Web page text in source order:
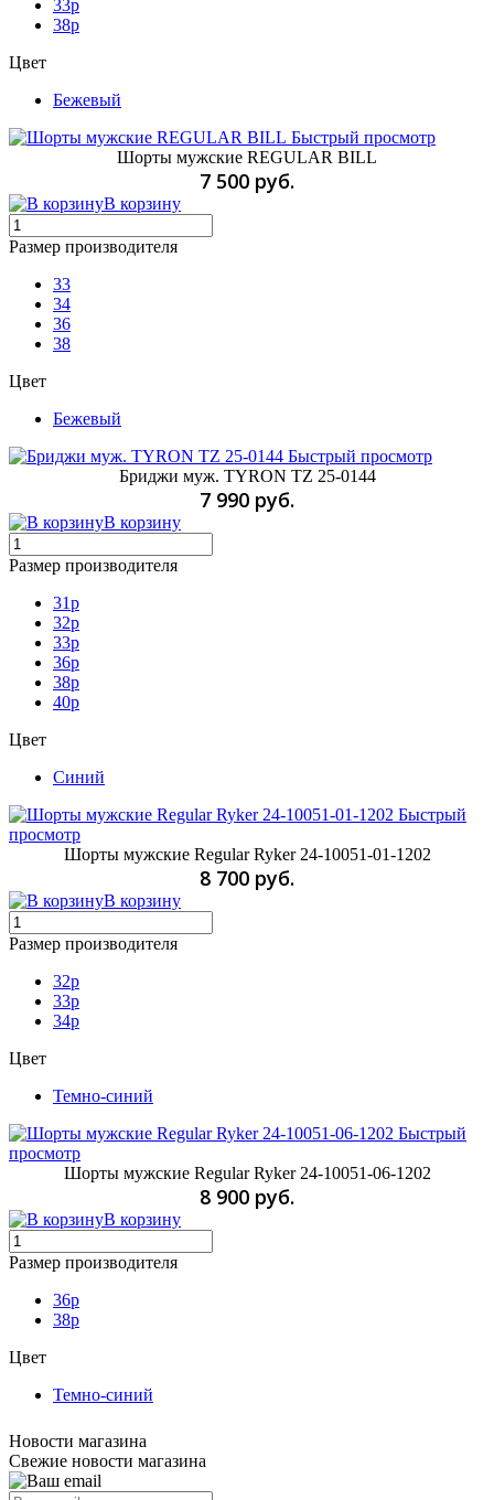
33p
38p
Цвет
Бежевый
Быстрый просмотр
Шорты мужские REGULAR BILL
7 500 руб.
В корзину
Размер производителя
33
34
36
38
Цвет
Бежевый
Быстрый просмотр
Бриджи муж. TYRON TZ 25-0144
7 990 руб.
В корзину
Размер производителя
31p
32p
33p
36p
38p
40p
Цвет
Синий
Быстрый
просмотр
Шорты мужские Regular Ryker 24-10051-01-1202
8 700 руб.
В корзину
Размер производителя
32p
33p
34p
Цвет
Темно-синий
Быстрый
просмотр
Шорты мужские Regular Ryker 24-10051-06-1202
8 900 руб.
В корзину
Размер производителя
36p
38p
Цвет
Темно-синий
Новости магазина
Свежие новости магазина